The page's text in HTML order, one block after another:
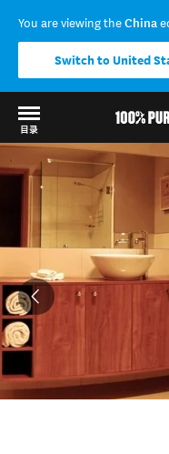
You are viewing theChina
Switch to United
目录
Back to my results